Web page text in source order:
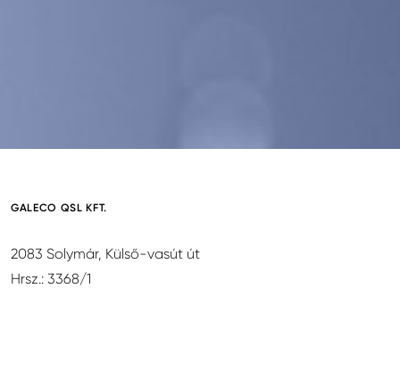
GALECO QSL KFT.
2083 Solymár, Külső-vasút út
Hrsz.: 3368/1